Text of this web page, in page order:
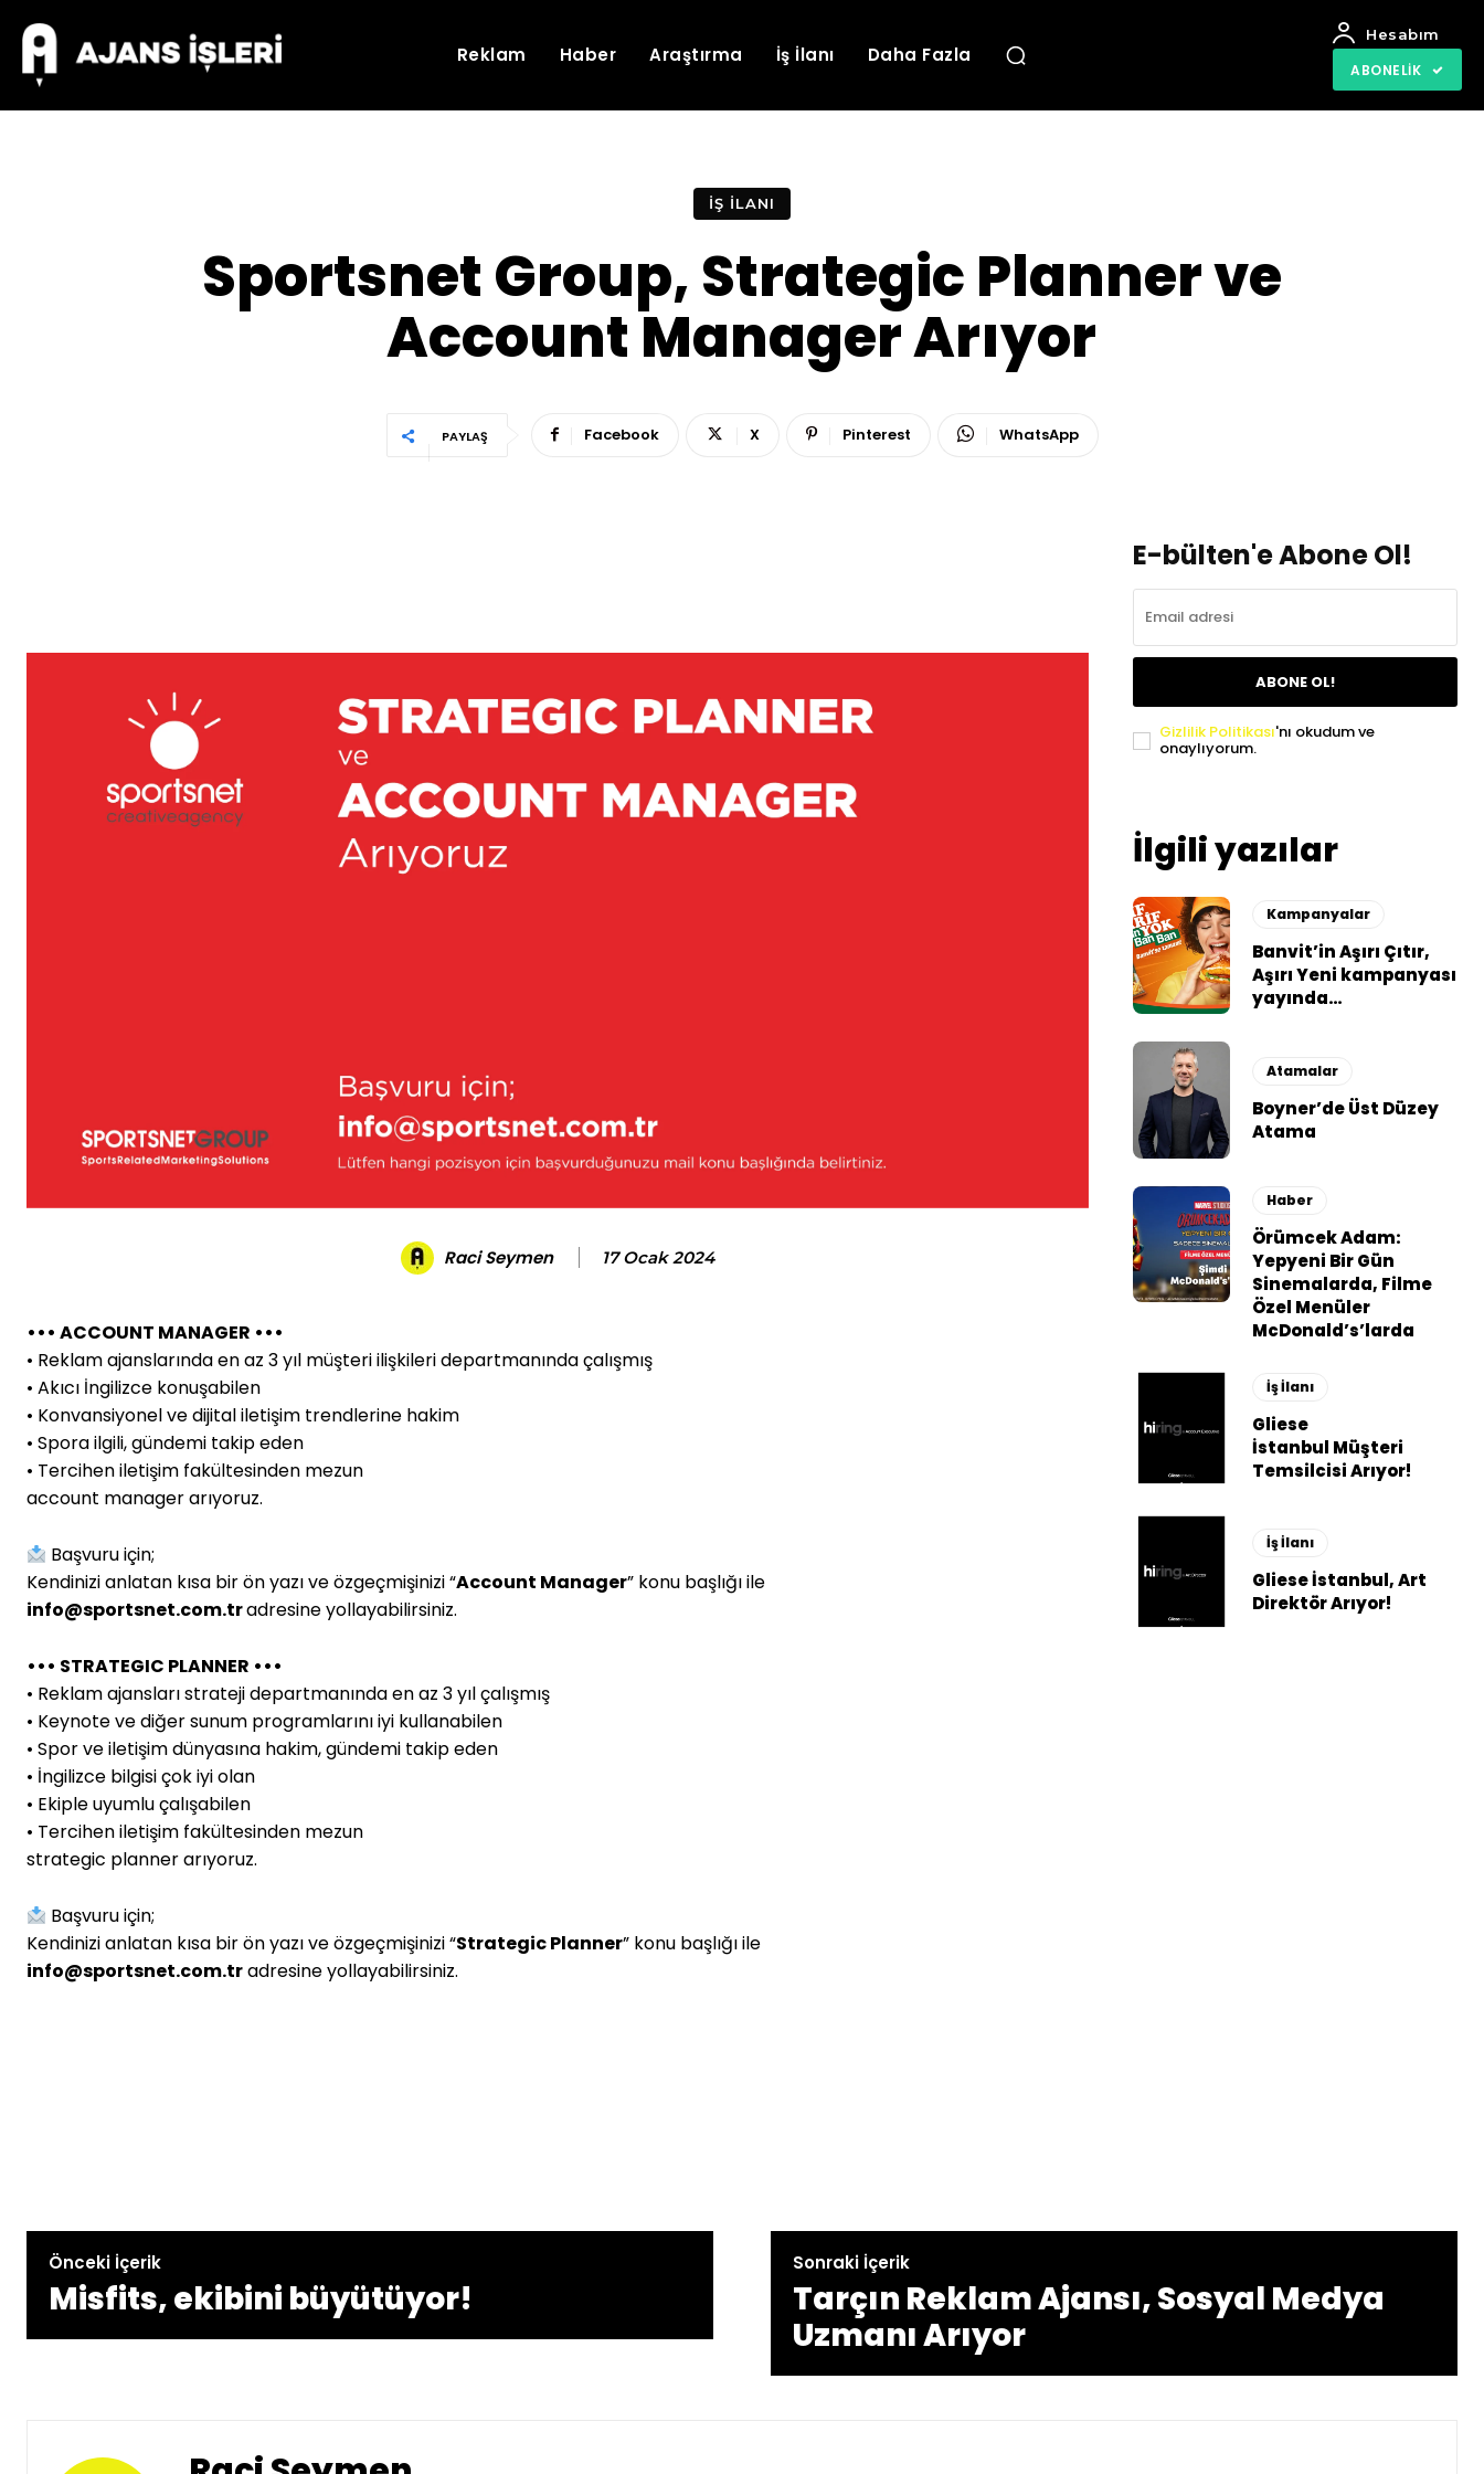
Reklam Haber Araştırma İş İlanı Daha Fazla
Hesabım
ABONELIK
İŞ İLANI
Sportsnet Group, Strategic Planner ve
Account Manager Arıyor
PAYLAŞ Facebook X Pinterest WhatsApp
Raci Seymen 17 Ocak 2024
••• ACCOUNT MANAGER •••
• Reklam ajanslarında en az 3 yıl müşteri ilişkileri departmanında çalışmış
• Akıcı İngilizce konuşabilen
• Konvansiyonel ve dijital iletişim trendlerine hakim
• Spora ilgili, gündemi takip eden
• Tercihen iletişim fakültesinden mezun
account manager arıyoruz.
Başvuru için;
Kendinizi anlatan kısa bir ön yazı ve özgeçmişinizi “Account Manager” konu başlığı ile
info@sportsnet.com.tradresine yollayabilirsiniz.
••• STRATEGIC PLANNER •••
• Reklam ajansları strateji departmanında en az 3 yıl çalışmış
• Keynote ve diğer sunum programlarını iyi kullanabilen
• Spor ve iletişim dünyasına hakim, gündemi takip eden
• İngilizce bilgisi çok iyi olan
• Ekiple uyumlu çalışabilen
• Tercihen iletişim fakültesinden mezun
strategic planner arıyoruz.
Başvuru için;
Kendinizi anlatan kısa bir ön yazı ve özgeçmişinizi “Strategic Planner” konu başlığı ile
info@sportsnet.com.tradresine yollayabilirsiniz.
E-bülten'e Abone Ol!
ABONE OL!
Gizlilik Politikası'nı okudum ve
onaylıyorum.
İlgili yazılar
Kampanyalar
Banvit’in Aşırı Çıtır,
Aşırı Yeni kampanyası
yayında…
Atamalar
Boyner’de Üst Düzey
Atama
Haber
Örümcek Adam:
Yepyeni Bir Gün
Sinemalarda, Filme
Özel Menüler
McDonald’s’larda
İş İlanı
Gliese
İstanbul Müşteri
Temsilcisi Arıyor!
İş İlanı
Gliese İstanbul, Art
Direktör Arıyor!
Önceki İçerik
Misfits, ekibini büyütüyor!
Sonraki İçerik
Tarçın Reklam Ajansı, Sosyal Medya
Uzmanı Arıyor